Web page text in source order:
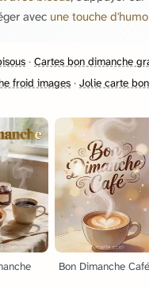
avec une touche
· Cartes bon dimanche
froid images · Jolie carte
Bon Dimanche Café